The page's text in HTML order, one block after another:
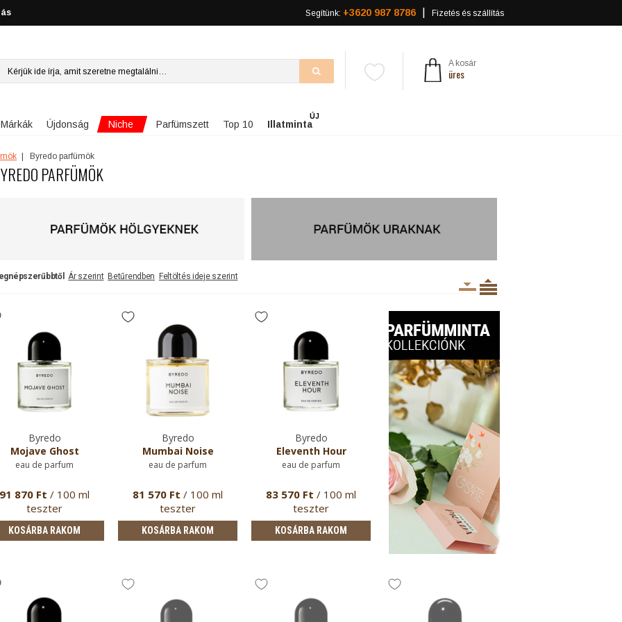
Segítünk: +3620 987 8786 Fizetés és szállítás
A kosár
üres
Márkák Újdonság Niche Parfümszett Top 10 Illatminta
ÚJ
Byredo parfümök
PARFÜMÖK
Ár szerint Betűrendben Feltöltés ideje szerint
Byredo
Mojave Ghost
eau de parfum
91 870 Ft / 100 ml
teszter
KOSÁRBA RAKOM
Byredo
Mumbai Noise
eau de parfum
81 570 Ft / 100 ml
teszter
KOSÁRBA RAKOM
Byredo
Eleventh Hour
eau de parfum
83 570 Ft / 100 ml
teszter
KOSÁRBA RAKOM